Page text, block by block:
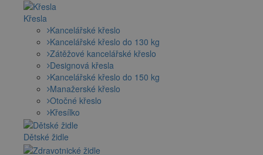
Křesla
Kancelářské křeslo
Kancelářské křeslo do 130 kg
Zátěžové kancelářské křeslo
Designová křesla
Kancelářské křeslo do 150 kg
Manažerské křeslo
Otočné křeslo
Křesílko
Dětské židle